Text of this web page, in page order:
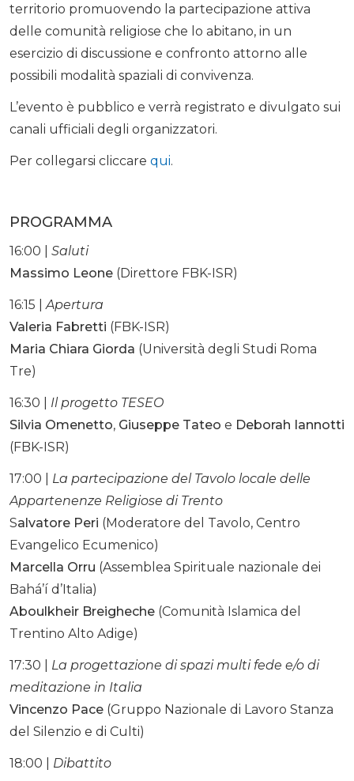
territorio promuovendo la partecipazione attiva
delle comunità religiose che lo abitano, in un
esercizio di discussione e confronto attorno alle
possibili modalità spaziali di convivenza.
L’evento è pubblico e verrà registrato e divulgato sui
canali ufficiali degli organizzatori.
Per collegarsi cliccare qui.
PROGRAMMA
16:00 | Saluti
Massimo Leone (Direttore FBK-ISR)
16:15 |Apertura
Valeria Fabretti (FBK-ISR)
Maria Chiara Giorda (Università degli Studi Roma
Tre)
16:30 |
Il progetto TESEO
Silvia Omenetto, Giuseppe Tateo e Deborah Iannotti
(FBK-ISR)
17:00 | La partecipazione del Tavolo locale delle
Appartenenze Religiose di Trento
Salvatore Peri (Moderatore del Tavolo, Centro
Evangelico Ecumenico)
Marcella Orru (Assemblea Spirituale nazionale dei
Bahá’í d’Italia)
Aboulkheir Breigheche (Comunità Islamica del
Trentino Alto Adige)
17:30 | La progettazione di spazi multi fede e/o di
meditazione in Italia
Vincenzo Pace (Gruppo Nazionale di Lavoro Stanza
del Silenzio e di Culti)
18:00 | Dibattito